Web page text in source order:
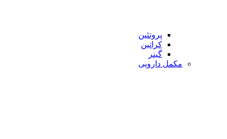
پروتئین
کراتین
گینر
مکمل دارویی